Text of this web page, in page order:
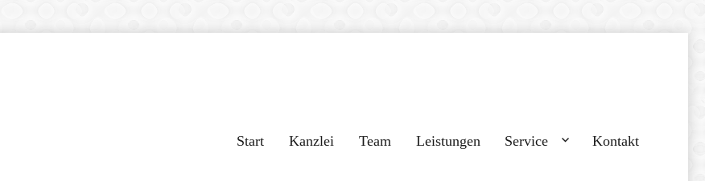
Start Kanzlei Team Leistungen Service Kontakt